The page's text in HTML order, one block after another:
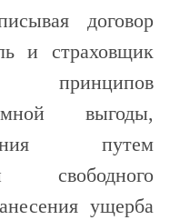
договор
и страховщик
принципов
выгоды,
путем
свободного
ущерба